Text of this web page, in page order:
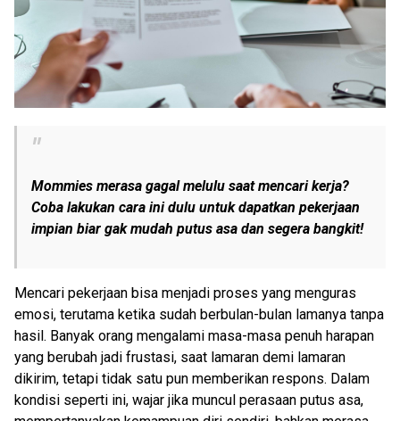
Mommies merasa gagal melulu saat mencari kerja?
Coba lakukan cara ini dulu untuk dapatkan pekerjaan
impian biar gak mudah putus asa dan segera bangkit!
Mencari pekerjaan bisa menjadi proses yang menguras
emosi, terutama ketika sudah berbulan-bulan lamanya tanpa
hasil. Banyak orang mengalami masa-masa penuh harapan
yang berubah jadi frustasi, saat lamaran demi lamaran
dikirim, tetapi tidak satu pun memberikan respons. Dalam
kondisi seperti ini, wajar jika muncul perasaan putus asa,